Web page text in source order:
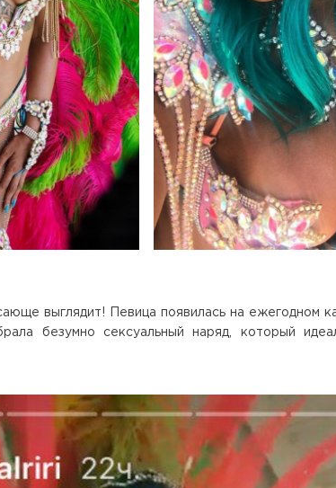
выглядит! Певица появилась на ежегодном
безумно сексуальный наряд, который